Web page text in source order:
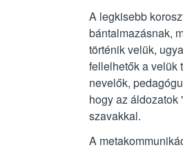
A legkisebb
bántalmazásnak,
történik velük,
fellelhetők a velük
nevelők,
hogy az
szavakkal.
A